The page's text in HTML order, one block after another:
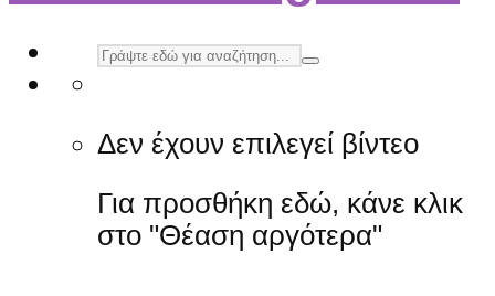
Δεν έχουν επιλεγεί βίντεο
Για προσθήκη εδώ, κάνε κλικ
στο "Θέαση αργότερα"